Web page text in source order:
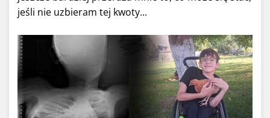
jeśli nie uzbieram tej kwoty...